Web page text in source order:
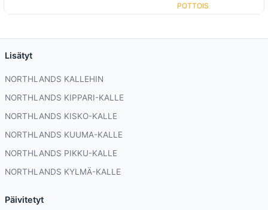
POTTOIS
Lisätyt
NORTHLANDS KALLEHIN
NORTHLANDS KIPPARI-KALLE
NORTHLANDS KISKO-KALLE
NORTHLANDS KUUMA-KALLE
NORTHLANDS PIKKU-KALLE
NORTHLANDS KYLMÄ-KALLE
Päivitetyt